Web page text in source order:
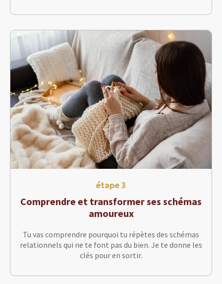
étape 3
Comprendre et transformer ses schémas
amoureux
Tu vas comprendre pourquoi tu répètes des schémas
relationnels qui ne te font pas du bien. Je te donne les
clés pour en sortir.